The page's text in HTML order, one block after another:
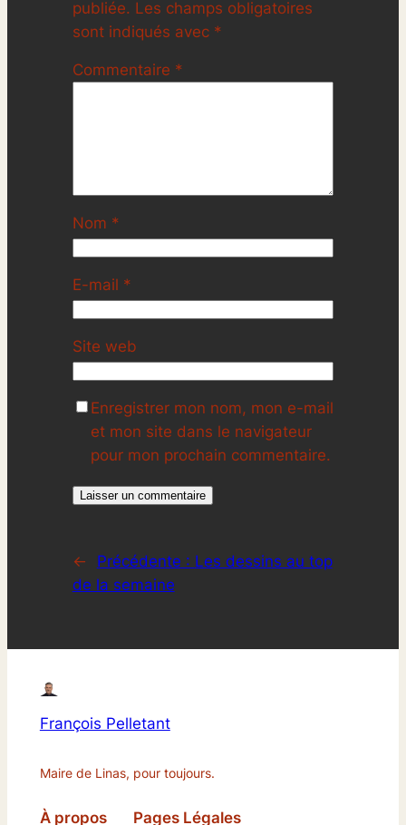
publiée. Les champs obligatoires
sont indiqués avec *
Commentaire *
Nom *
E-mail *
Site web
Enregistrer mon nom, mon e-mail
et mon site dans le navigateur
pour mon prochain commentaire.
← Précédente : Les dessins au top
de la semaine
François Pelletant
Maire de Linas, pour toujours.
À propos Pages Légales